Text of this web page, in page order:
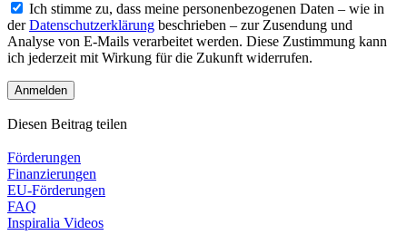
Ich stimme zu, dass meine personenbezogenen Daten – wie in
derDatenschutzerklärung beschrieben – zur Zusendung und
Analyse von E-Mails verarbeitet werden. Diese Zustimmung kann
ich jederzeit mit Wirkung für die Zukunft widerrufen.
Diesen Beitrag teilen
Förderungen
Finanzierungen
EU-Förderungen
FAQ
Inspiralia Videos